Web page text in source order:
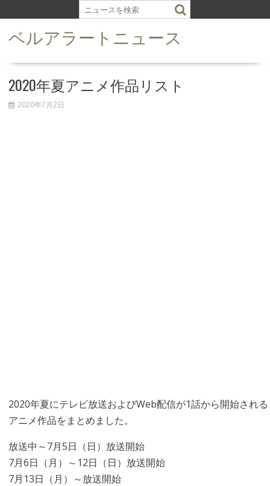
k
ベルアラートニュース
2020年夏アニメ作品リスト
2020年7月2日
2020年夏にテレビ放送およびWeb配信が1話から開始される
アニメ作品をまとめました。
放送中～7月5日（日）放送開始
7月6日（月）～12日（日）放送開始
7月13日（月）～放送開始